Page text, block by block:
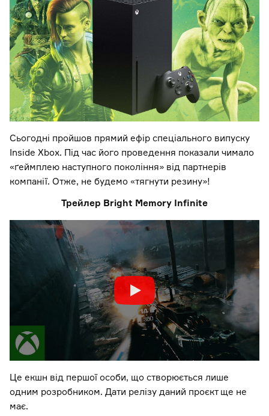
Сьогодні пройшов прямий ефір спеціального випуску
Inside Xbox. Під час його проведення показали чимало
«ґеймплею наступного покоління» від партнерів
компанії. Отже, не будемо «тягнути резину»!
Трейлер Bright Memory Infinite
Це екшн від першої особи, що створюється лише
одним розробником. Дати релізу даний проєкт ще не
має.